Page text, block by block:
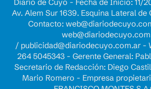
Diario de Cuyo - Fecha de Inicio: 11/
Av. Alem Sur 1639. Esquina Lateral
Contacto:
/ publicidad@diariodecuyo.com.ar-
264 5045343 - Gerente General:
Secretario de Redacción: Diego
Mario Romero - Empresa